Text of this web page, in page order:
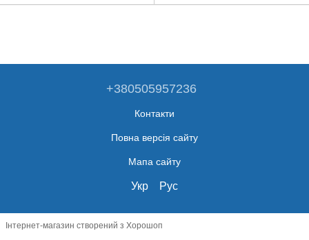
+380505957236
Контакти
Повна версія сайту
Мапа сайту
Укр Рус
Інтернет-магазин створений з Хорошоп